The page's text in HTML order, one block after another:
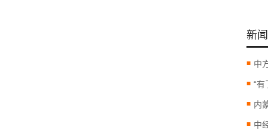
新
“有
内
中